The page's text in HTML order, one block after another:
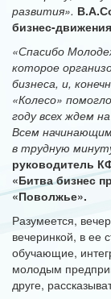
развития».
бизнес-
«Спасибо
которое
бизнеса, и,
«Колесо»
году всех ждем
Всем
в трудную
руководитель
«Битва бизнес
«Поволжье».
Разумеется,
вечеринкой, в ее
обучающие,
молодым
друге,